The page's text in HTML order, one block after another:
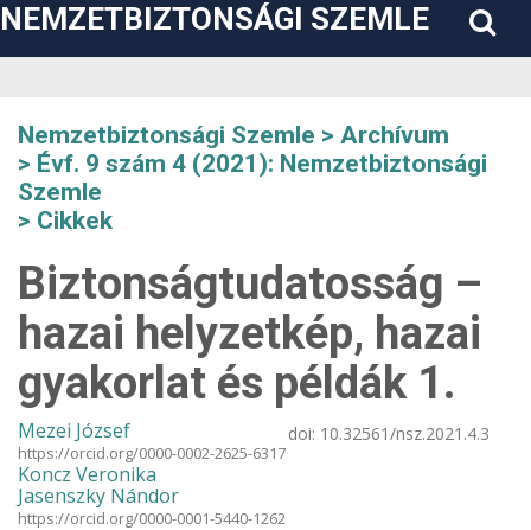
NEMZETBIZTONSÁGI SZEMLE
Nemzetbiztonsági Szemle
Archívum
Évf. 9 szám 4 (2021): Nemzetbiztonsági
Szemle
Cikkek
Biztonságtudatosság –
hazai helyzetkép, hazai
gyakorlat és példák 1.
Mezei József
https://orcid.org/0000-0002-2625-6317
Koncz Veronika
Jasenszky Nándor
https://orcid.org/0000-0001-5440-1262
doi: 10.32561/nsz.2021.4.3